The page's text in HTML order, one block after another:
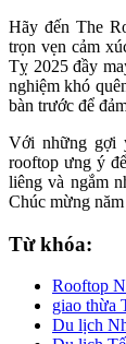
Hãy đến The
trọn vẹn cảm
Tỵ 2025 đầy
nghiệm khó
bàn trước để
Với những gợi
rooftop ưng ý
liêng và ngắm
Chúc mừng
Từ khóa:
Rooftop
giao thừa
Du lịch